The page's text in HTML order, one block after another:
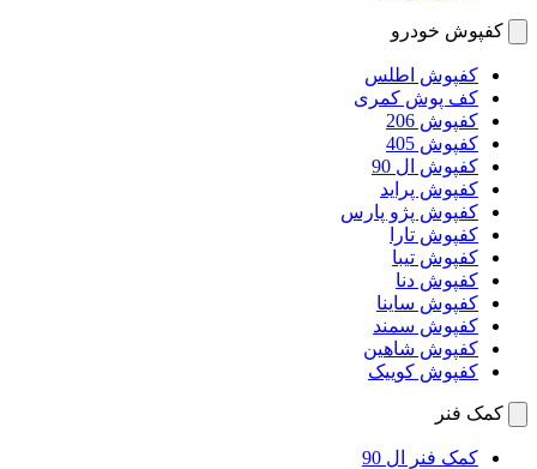
کفپوش خودرو
کفپوش اطلس
کف پوش کمری
کفپوش 206
کفپوش 405
کفپوش ال 90
کفپوش پراید
کفپوش پژو پارس
کفپوش تارا
کفپوش تیبا
کفپوش دنا
کفپوش ساینا
کفپوش سمند
کفپوش شاهین
کفپوش کوییک
کمک فنر
کمک فنر ال 90